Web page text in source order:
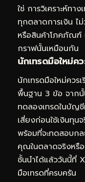
ใช่ การวิเคราะห์ทา
ทุกตลาดการเงิน ไ
หรือสินค้าโภคภัณฑ์
กราฟนั้นเหมือนกัน
นักเทรดมือใหม่ค
นักเทรดมือใหม่ควร
พื้นฐาน 3 ข้อ จากนั้
ทดลองเทรดในบัญ
เสี่ยงก่อนใช้เงินทุน
พร้อมที่จะทดสอบกล
คุณในตลาดจริงหรื
ชั้นนำได้แล้ววันนี้ที่
มือเทรดที่ครบครัน